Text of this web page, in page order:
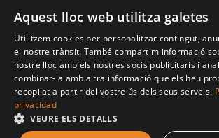
Aquest lloc web utilitza galetes
Utilitzem cookies per personalitzar contingut,
el nostre trànsit. També compartim informació
nostre lloc amb els nostres socis publicitaris i
combinar-la amb altra informació que els heu
recopilat a partir del vostre ús dels seus serveis.
privacidad
VEURE ELS DETALLS